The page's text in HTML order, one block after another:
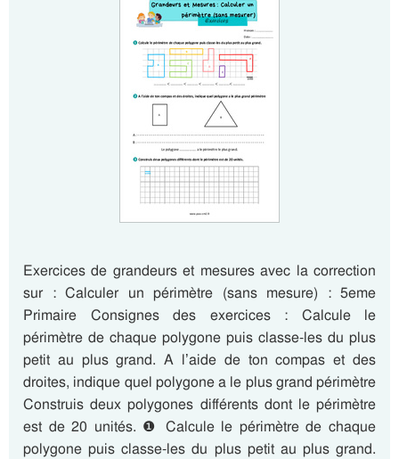
Exercices de grandeurs et mesures avec la correction
sur : Calculer un périmètre (sans mesure) : 5eme
Primaire Consignes des exercices : Calcule le
périmètre de chaque polygone puis classe-les du plus
petit au plus grand. A l’aide de ton compas et des
droites, indique quel polygone a le plus grand périmètre
Construis deux polygones différents dont le périmètre
est de 20 unités. ❶ Calcule le périmètre de chaque
polygone puis classe-les du plus petit au plus grand.